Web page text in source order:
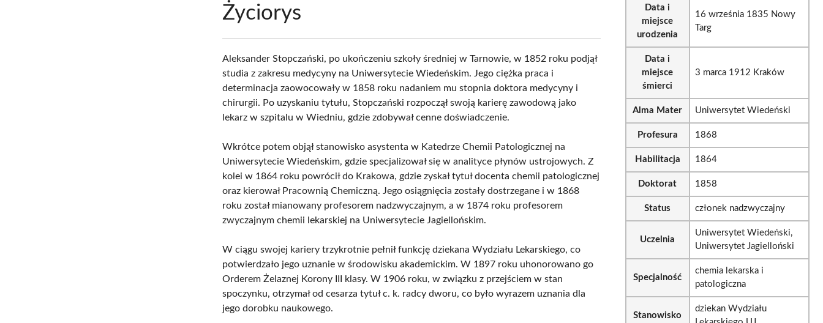
Życiorys
Aleksander Stopczański, po ukończeniu szkoły średniej w Tarnowie, w 1852 roku podjął
studia z zakresu medycyny na Uniwersytecie Wiedeńskim. Jego ciężka praca i
determinacja zaowocowały w 1858 roku nadaniem mu stopnia doktora medycyny i
chirurgii. Po uzyskaniu tytułu, Stopczański rozpoczął swoją karierę zawodową jako
lekarz w szpitalu w Wiedniu, gdzie zdobywał cenne doświadczenie.
Wkrótce potem objął stanowisko asystenta w Katedrze Chemii Patologicznej na
Uniwersytecie Wiedeńskim, gdzie specjalizował się w analityce płynów ustrojowych. Z
kolei w 1864 roku powrócił do Krakowa, gdzie zyskał tytuł docenta chemii patologicznej
oraz kierował Pracownią Chemiczną. Jego osiągnięcia zostały dostrzegane i w 1868
roku został mianowany profesorem nadzwyczajnym, a w 1874 roku profesorem
zwyczajnym chemii lekarskiej na Uniwersytecie Jagiellońskim.
W ciągu swojej kariery trzykrotnie pełnił funkcję dziekana Wydziału Lekarskiego, co
potwierdzało jego uznanie w środowisku akademickim. W 1897 roku uhonorowano go
Orderem Żelaznej Korony III klasy. W 1906 roku, w związku z przejściem w stan
spoczynku, otrzymał od cesarza tytuł c. k. radcy dworu, co było wyrazem uznania dla
jego dorobku naukowego.
Data i
miejsce
urodzenia
16 września 1835 Nowy
Targ
Data i
miejsce
śmierci
3 marca 1912 Kraków
Alma Mater Uniwersytet Wiedeński
Profesura 1868
Habilitacja 1864
Doktorat 1858
Status członek nadzwyczajny
Uczelnia
Uniwersytet Wiedeński,
Uniwersytet Jagielloński
Specjalność
chemia lekarska i
patologiczna
Stanowisko
dziekan Wydziału